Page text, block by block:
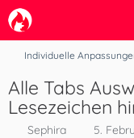
Individuelle
Alle Tabs
Lesezeichen
Sephira 5.